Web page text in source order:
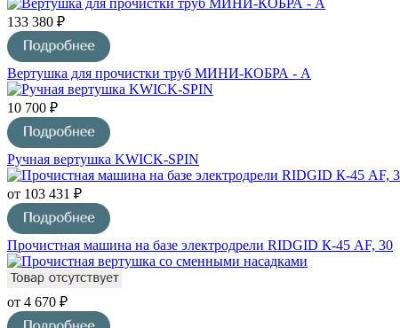
133 380 ₽
Вертушка для прочистки труб МИНИ-КОБРА - А
10 700 ₽
Ручная вертушка KWICK-SPIN
от 103 431 ₽
Прочистная машина на базе электродрели RIDGID К-45 AF, 30
от 4 670 ₽